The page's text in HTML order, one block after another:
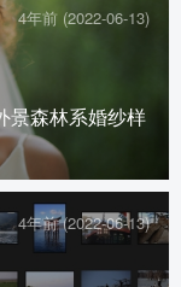
4年前 (2022-06-13)
景森林系婚纱样
4年前 (2022-06-13)